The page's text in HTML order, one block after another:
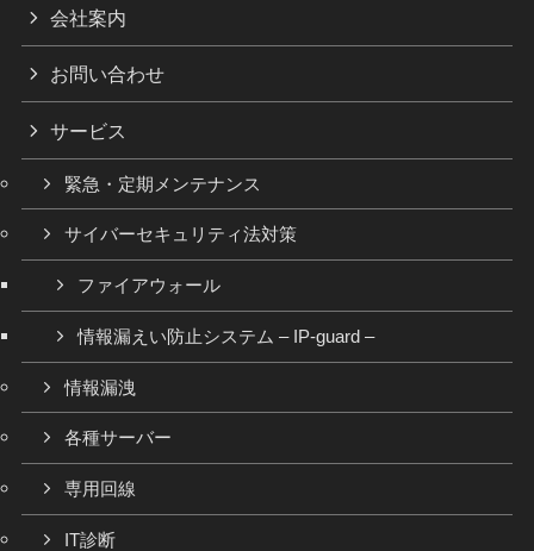
会社案内
お問い合わせ
サービス
緊急・定期メンテナンス
サイバーセキュリティ法対策
ファイアウォール
情報漏えい防止システム – IP-guard –
情報漏洩
各種サーバー
専用回線
IT診断